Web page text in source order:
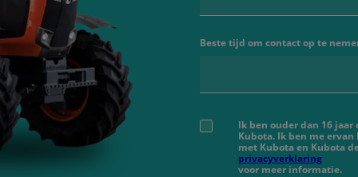
Beste tijd om contact op te
Ik ben ouder dan 16
Kubota. Ik ben me
met Kubota en Kubota
privacyverklaring
voor meer informatie.